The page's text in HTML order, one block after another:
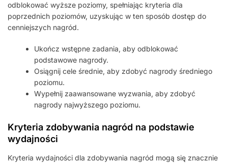
odblokować wyższe poziomy, spełniając kryteria dla
poprzednich poziomów, uzyskując w ten sposób dostęp do
cenniejszych nagród.
Ukończ wstępne zadania, aby odblokować
podstawowe nagrody.
Osiągnij cele średnie, aby zdobyć nagrody średniego
poziomu.
Wypełnij zaawansowane wyzwania, aby zdobyć
nagrody najwyższego poziomu.
Kryteria zdobywania nagród na podstawie
wydajności
Kryteria wydajności dla zdobywania nagród mogą się znacznie